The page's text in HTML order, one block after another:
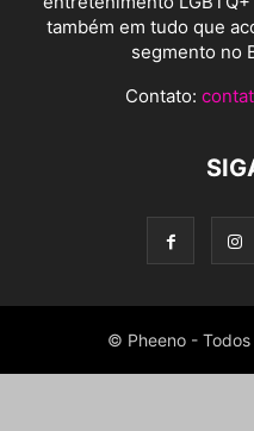
também em tudo que
segmento no
Contato:
© Pheeno -